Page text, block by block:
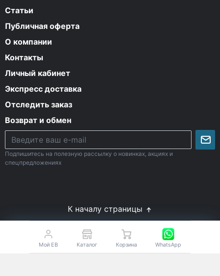
Статьи
Публичная оферта
О компании
Контакты
Личный кабинет
Экспресс доставка
Отследить заказ
Возврат и обмен
Подпишитесь на полезную рассылку о новинках, акциях и
спецпредложениях
К началу страницы
© Все права защищены. 2009-2026 Energy-Body.ru
Спортивное питание с доставкой по России
Мой EB Каталог Корзина WhatsApp